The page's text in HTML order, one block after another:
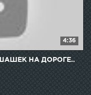
4:36
НА ДОРОГЕ..